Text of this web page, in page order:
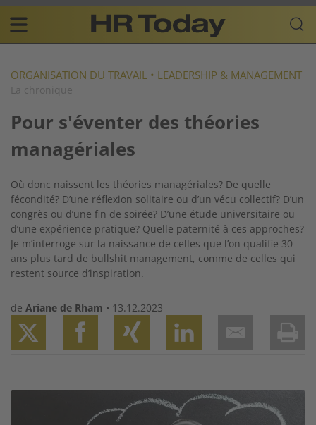
Skip
content
Plattform
für
Resources
navigation
FR
ORGANISATION DU TRAVAIL • LEADERSHIP & MANAGEMENT
La chronique
Pour s'éventer des théories
managériales
Où donc naissent les théories managériales? De quelle
fécondité? D’une réflexion solitaire ou d’un vécu collectif? D’un
congrès ou d’une fin de soirée? D’une étude universitaire ou
d’une expérience pratique? Quelle paternité à ces approches?
Je m’interroge sur la naissance de celles que l’on qualifie 30
ans plus tard de bullshit management, comme de celles qui
restent source d’inspiration.
de Ariane de Rham • 13.12.2023